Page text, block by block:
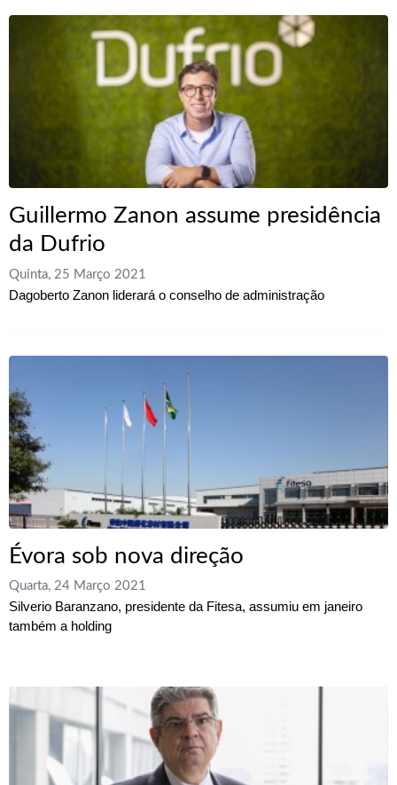
Guillermo Zanon assume presidência
da Dufrio
Quinta, 25 Março 2021
Dagoberto Zanon liderará o conselho de administração
Évora sob nova direção
Quarta, 24 Março 2021
Silverio Baranzano, presidente da Fitesa, assumiu em janeiro
também a holding